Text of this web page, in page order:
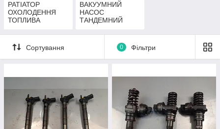
РАТІАТОР
ОХОЛОДЕННЯ
ТОПЛИВА
ВАКУУМНИЙ
НАСОС
ТАНДЕМНИЙ
Сортування 0 Фільтри